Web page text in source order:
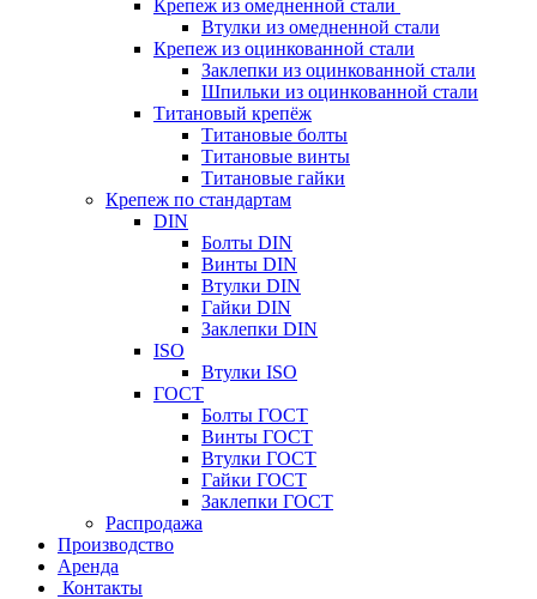
Крепеж из омедненной стали
Втулки из омедненной стали
Крепеж из оцинкованной стали
Заклепки из оцинкованной стали
Шпильки из оцинкованной стали
Титановый крепёж
Титановые болты
Титановые винты
Титановые гайки
Крепеж по стандартам
DIN
Болты DIN
Винты DIN
Втулки DIN
Гайки DIN
Заклепки DIN
ISO
Втулки ISO
ГОСТ
Болты ГОСТ
Винты ГОСТ
Втулки ГОСТ
Гайки ГОСТ
Заклепки ГОСТ
Распродажа
Производство
Аренда
Контакты